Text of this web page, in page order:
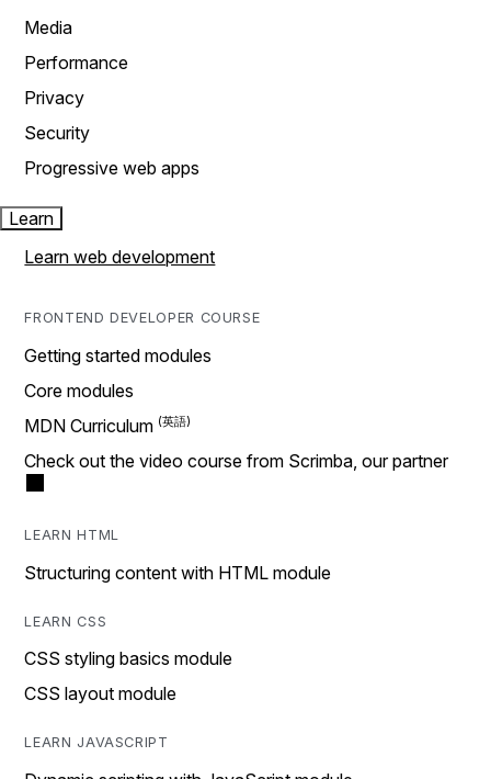
Media
Performance
Privacy
Security
Progressive web apps
Learn
Learn web development
FRONTEND DEVELOPER COURSE
Getting started modules
Core modules
MDN Curriculum
Check out the video course from Scrimba, our partner
LEARN HTML
Structuring content with HTML module
LEARN CSS
CSS styling basics module
CSS layout module
LEARN JAVASCRIPT